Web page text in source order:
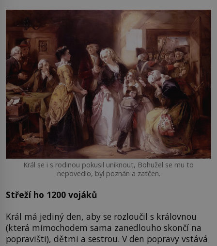
Král se i s rodinou pokusil uniknout, Bohužel se mu to
nepovedlo, byl poznán a zatčen.
Střeží ho 1200 vojáků
Král má jediný den, aby se rozloučil s královnou
(která mimochodem sama zanedlouho skončí na
popravišti), dětmi a sestrou. V den popravy vstává